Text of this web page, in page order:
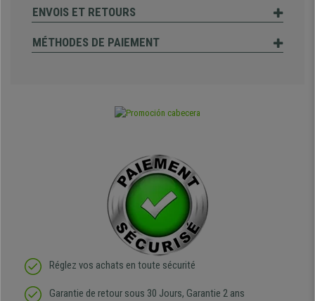
ENVOIS ET RETOURS
MÉTHODES DE PAIEMENT
Réglez vos achats en toute sécurité
Garantie de retour sous 30 Jours, Garantie 2 ans